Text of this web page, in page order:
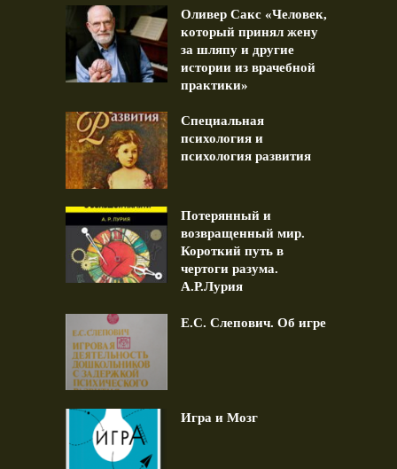
Оливер Сакс «Человек,
который принял жену
за шляпу и другие
истории из врачебной
практики»
Специальная
психология и
психология развития
Потерянный и
возвращенный мир.
Короткий путь в
чертоги разума.
А.Р.Лурия
Е.С. Слепович. Об игре
Игра и Мозг